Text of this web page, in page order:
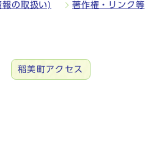
の取扱い) 著作権・リンク等
稲美町アクセス